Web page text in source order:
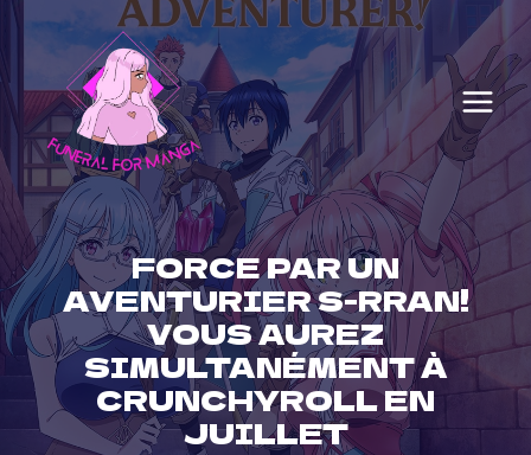
Skip
content
FORCE PAR UN
AVENTURIER S-RRAN!
VOUS AUREZ
SIMULTANÉMENT À
CRUNCHYROLL EN
JUILLET